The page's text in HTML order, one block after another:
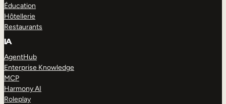
Éducation
Hôtellerie
Restaurants
IA
AgentHub
Enterprise Knowledge
MCP
Harmony AI
Roleplay